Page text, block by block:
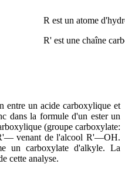
R est un atome
R' est une chaîne
entre un acide carboxylique et
dans la formule d'un ester un
(groupe carboxylate:
venant de l'alcool R'—OH.
un carboxylate d'alkyle. La
cette analyse.